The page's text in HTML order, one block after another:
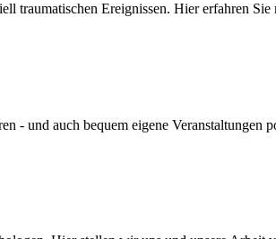
traumatischen Ereignissen. Hier erfahren Sie
und auch bequem eigene Veranstaltungen